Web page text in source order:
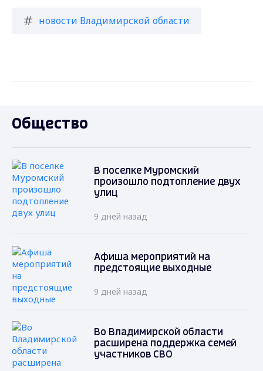
новости Владимирской области
Общество
В поселке Муромский
произошло подтопление двух
улиц
9 дней назад
Афиша мероприятий на
предстоящие выходные
9 дней назад
Во Владимирской области
расширена поддержка семей
участников СВО